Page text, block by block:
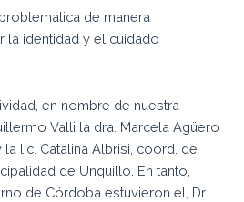
de manera
la identidad y el cuidado
en nombre de nuestra
Valli la dra. Marcela Agüero
lic. Catalina Albrisi, coord. de
de Unquillo. En tanto,
de Córdoba estuvieron el, Dr.